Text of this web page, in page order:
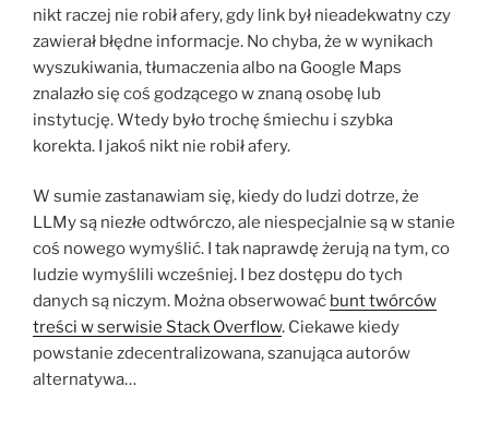
nikt raczej nie robił afery, gdy link był nieadekwatny czy
zawierał błędne informacje. No chyba, że w wynikach
wyszukiwania, tłumaczenia albo na Google Maps
znalazło się coś godzącego w znaną osobę lub
instytucję. Wtedy było trochę śmiechu i szybka
korekta. I jakoś nikt nie robił afery.
W sumie zastanawiam się, kiedy do ludzi dotrze, że
LLMy są niezłe odtwórczo, ale niespecjalnie są w stanie
coś nowego wymyślić. I tak naprawdę żerują na tym, co
ludzie wymyślili wcześniej. I bez dostępu do tych
danych są niczym. Można obserwować bunt twórców
treści w serwisie Stack Overflow. Ciekawe kiedy
powstanie zdecentralizowana, szanująca autorów
alternatywa…